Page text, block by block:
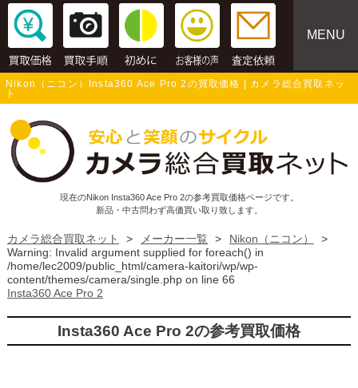
MENU
Nikon（ニコン）Insta360 Ace Pro 2の買取価格 | カメラ総合買取ネッ
ト
現在のNikon Insta360 Ace Pro 2の参考買取価格ページです。
新品・中古問わず高価買い取り致します。
カメラ総合買取ネット > メーカー一覧 > Nikon（ニコン）
>
Warning: Invalid argument supplied for foreach() in
/home/lec2009/public_html/camera-kaitori/wp/wp-
content/themes/camera/single.phpon line 66
Insta360 Ace Pro 2
Insta360 Ace Pro 2の参考買取価格